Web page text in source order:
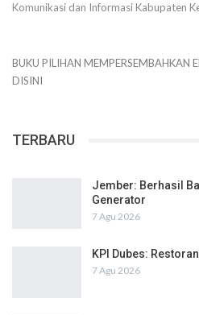
Komunikasi dan Informasi Kabupaten
BUKU PILIHAN MEMPERSEMBAHKAN
DISINI
TERBARU
Jember: Berhasil
Generator
7 Agu 2026
KPI Dubes:
7 Agu 2026